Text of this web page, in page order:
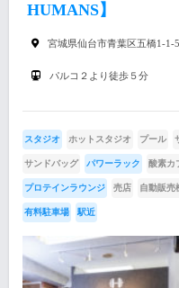
HUMANS】
宮城県仙台市青葉区五橋1-1-
パルコ２より徒歩５分
スタジオ ホットスタジオ プール
サンドバッグ パワーラック 酸素カ
プロテインラウンジ 売店 自動販売
有料駐車場 駅近